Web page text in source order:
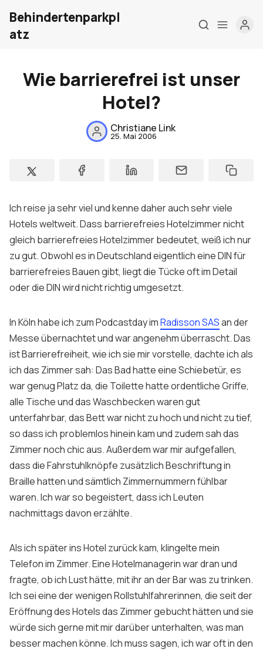
Meine Firma
Kontakt
Behindertenparkpl
atz
Wie barrierefrei ist unser
Hotel?
Christiane Link
25. Mai 2006
Ich reise ja sehr viel und kenne daher auch sehr viele
Hotels weltweit. Dass barrierefreies Hotelzimmer nicht
gleich barrierefreies Hotelzimmer bedeutet, weiß ich nur
zu gut. Obwohl es in Deutschland eigentlich eine DIN für
barrierefreies Bauen gibt, liegt die Tücke oft im Detail
oder die DIN wird nicht richtig umgesetzt.
In Köln habe ich zum Podcastday imRadisson SASan der
Messe übernachtet und war angenehm überrascht. Das
ist Barrierefreiheit, wie ich sie mir vorstelle, dachte ich als
ich das Zimmer sah: Das Bad hatte eine Schiebetür, es
war genug Platz da, die Toilette hatte ordentliche Griffe,
alle Tische und das Waschbecken waren gut
unterfahrbar, das Bett war nicht zu hoch und nicht zu tief,
so dass ich problemlos hinein kam und zudem sah das
Zimmer noch chic aus. Außerdem war mir aufgefallen,
dass die Fahrstuhlknöpfe zusätzlich Beschriftung in
Braille hatten und sämtlich Zimmernummern fühlbar
waren. Ich war so begeistert, dass ich Leuten
nachmittags davon erzählte.
Als ich später ins Hotel zurück kam, klingelte mein
Telefon im Zimmer. Eine Hotelmanagerin war dran und
fragte, ob ich Lust hätte, mit ihr an der Bar was zu trinken.
Ich sei eine der wenigen Rollstuhlfahrerinnen, die seit der
Eröffnung des Hotels das Zimmer gebucht hätten und sie
würde sich gerne mit mir darüber unterhalten, was man
besser machen könne. Ich muss sagen, ich war oft in den